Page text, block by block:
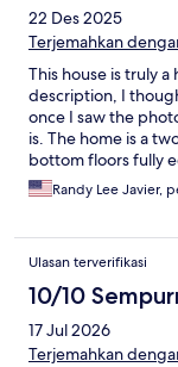
22 Des 2025
Terjemahkan
This house is truly
description, I
once I saw the
is. The home is a
bottom floors fully
and everything you
The hostess was
exceptionally
thoughtfully set up.
hesitation. On top
medication behind,
onto it for us until
really meant a lot.
Randy Lee Javier,
Ulasan terverifikasi
10/10
17 Jul 2026
Terjemahkan